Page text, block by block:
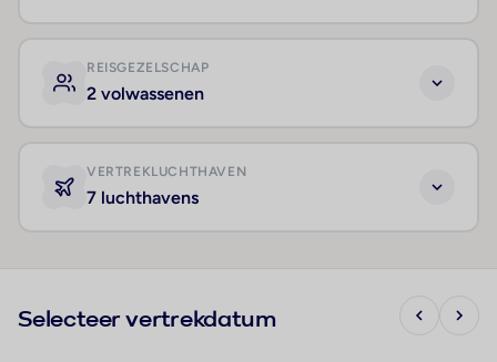
REISGEZELSCHAP
2 volwassenen
VERTREKLUCHTHAVEN
7 luchthavens
Selecteer vertrekdatum